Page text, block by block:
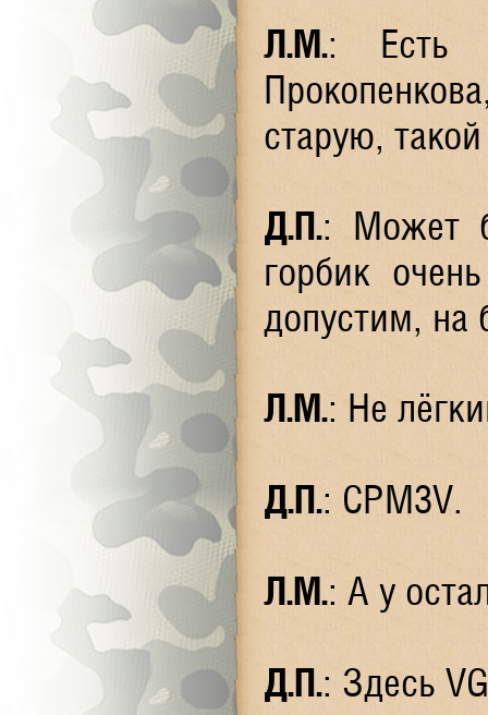
Л.М.: Есть
старую,
Д.П.: Может
горбик
допустим, на
Л.М.: Не
Д.П.: CPM3V.
Л.М.: А у
Д.П.: Здесь